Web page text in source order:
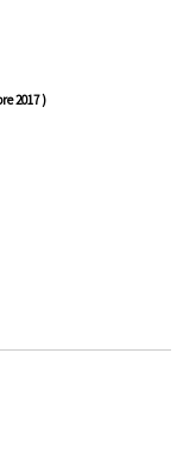
2017 )